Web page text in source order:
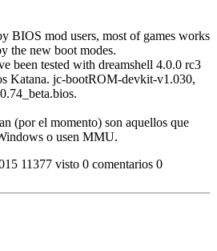
BIOS mod users, most of games works
the new boot modes.
been tested with dreamshell 4.0.0 rc3
Katana. jc-bootROM-devkit-v1.030,
(por el momento) son aquellos que
o usen MMU.
11377 visto 0 comentarios 0